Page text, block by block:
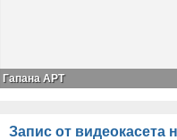
Гапана АРТ
Запис от видеокасета